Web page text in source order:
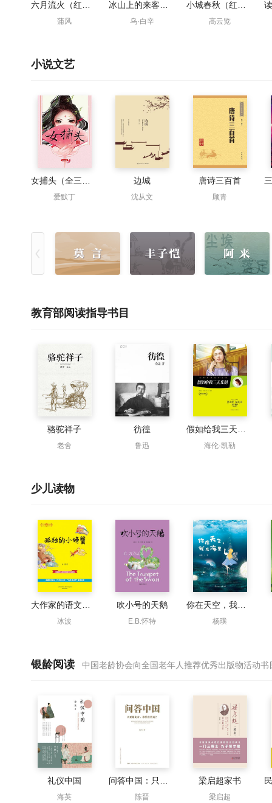
蒲风 乌·白辛 高云览
小说文艺
爱默丁
边城
沈从文
唐诗三百首
顾青
教育部阅读指导书目
骆驼祥子
老舍
彷徨
鲁迅 海伦·凯勒
少儿读物
冰波
吹小号的天鹅
E.B.怀特 杨璞
银龄阅读 中国老龄协会向全国老年人推荐优秀出版物活动书
礼仪中国
海英 陈晋
梁启超家书
梁启超